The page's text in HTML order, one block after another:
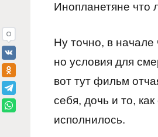
Инопланетяне что
Ну точно, в начале
но условия для
вот тут фильм
себя, дочь и то,
исполнилось.